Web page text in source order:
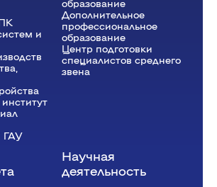
и
ГАУ
образование
Дополнительное
профессиональное
образование
Центр подготовки
специалистов среднего
звена
Научная
деятельность